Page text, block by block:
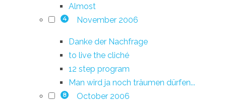
Almost
4 November 2006
Danke der Nachfrage
to live the cliché
12 step program
Man wird ja noch träumen dürfen...
8 October 2006